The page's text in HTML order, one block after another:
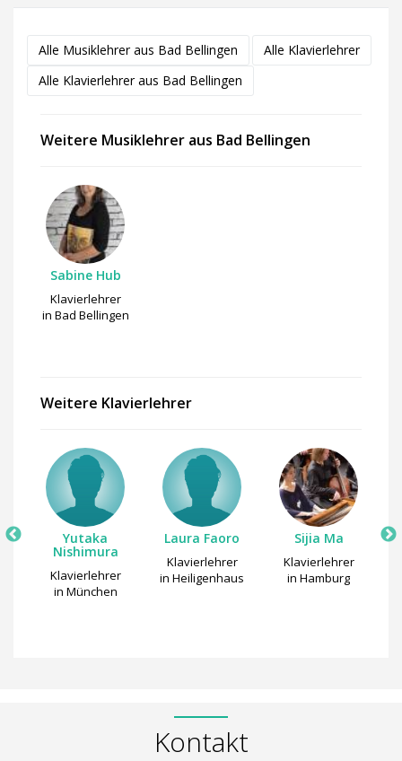
Alle Musiklehrer aus Bad Bellingen
Alle Klavierlehrer
Alle Klavierlehrer aus Bad Bellingen
Weitere Musiklehrer aus Bad Bellingen
Sabine Hub
Klavierlehrer
in Bad Bellingen
Weitere Klavierlehrer
Yutaka
Nishimura
Klavierlehrer
in München
Laura Faoro
Klavierlehrer
in Heiligenhaus
Sijia Ma
Klavierlehrer
in Hamburg
Kontakt